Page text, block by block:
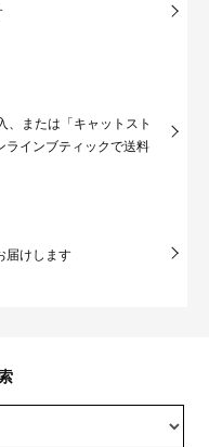
、または「キャットスト
ラインブティックで送料
届けします